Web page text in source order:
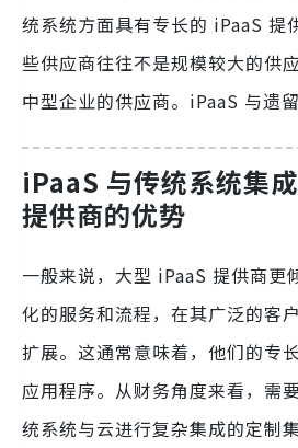
统系统方面具有专长的 iPaaS 提
些供应商往往不是规模较大的供
中型企业的供应商。iPaaS 与遗
iPaaS 与传统系统集
提供商的优势
一般来说，大型 iPaaS 提供商更
化的服务和流程，在其广泛的客
扩展。这通常意味着，他们的专
应用程序。从财务角度来看，需
统系统与云进行复杂集成的定制